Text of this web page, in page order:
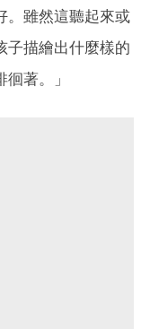
。雖然這聽起來或
子描繪出什麼樣的
著。」